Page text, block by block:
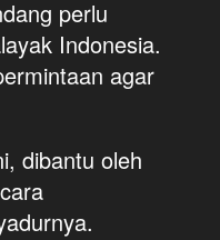
perlu
Indonesia.
agar
dibantu oleh